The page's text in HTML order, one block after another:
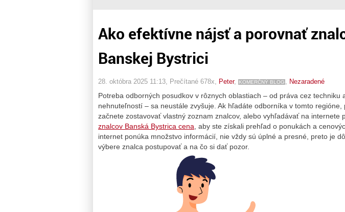
Ako efektívne nájsť a porovnať
Banskej Bystrici
28. októbra 2025 11:13 , Prečítané 678x, Peter, KOMERČNÝ BLOG Nezaradené
Potreba odborných posudkov v rôznych oblastiach – od práva cez techniku
nehnuteľností – sa neustále zvyšuje. Ak hľadáte odborníka v tomto regióne,
začnete zostavovať vlastný zoznam znalcov, alebo vyhľadávať na internete
znalcov Banská Bystrica cena , aby ste získali prehľad o ponukách a
internet ponúka množstvo informácií, nie vždy sú úplné a presné, preto je
výbere znalca postupovať a na čo si dať pozor.